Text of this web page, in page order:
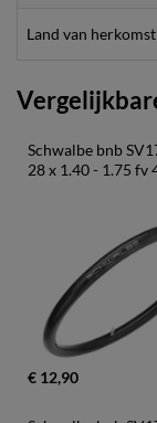
Land van herkomst
Schwalbe bnb
28 x 1.40 - 1.75 fv
€ 12,90